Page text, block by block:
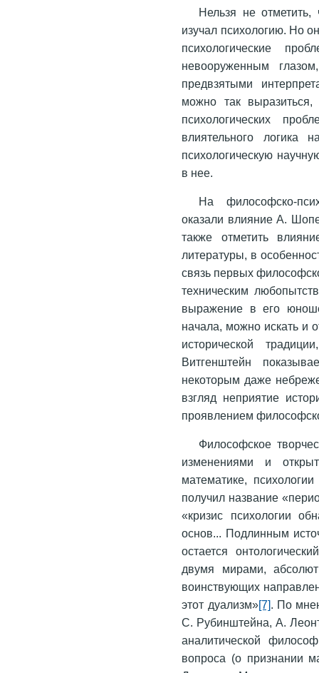
Нельзя не отметить,
изучал психологию. Но
психологические
невооружен­ным
предвзятыми
можно так
психологических
влиятельного
психологическую
в нее.
На философско-
оказали влияние А.
также отметить
литературы, в
связь первых
техническим
выражение в его
начала, можно искать и
исторической
Витгенштейн
некоторым даже
взгляд неприятие
проявлением
Философское
изме­нениями и
математике,
получил название
«кризис психологии
основ... Подлинным
остается
двумя мирами,
воинствующих
этот дуализм»[7]. По
С. Рубинштейна, А.
аналитической
вопроса (о признании